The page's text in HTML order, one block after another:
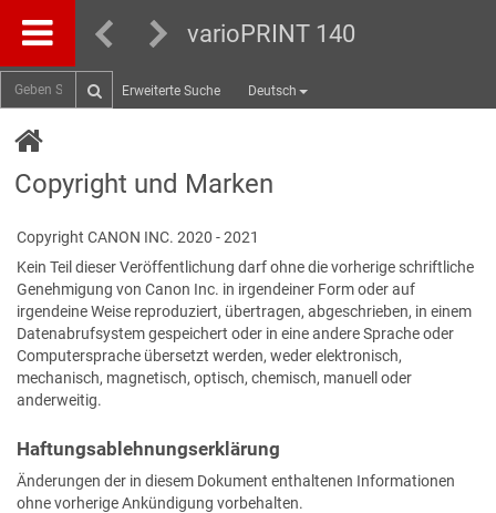
varioPRINT 140
Erweiterte Suche Deutsch
Copyright und Marken
Copyright CANON INC. 2020 - 2021
Kein Teil dieser Veröffentlichung darf ohne die vorherige schriftliche
Genehmigung von Canon Inc. in irgendeiner Form oder auf
irgendeine Weise reproduziert, übertragen, abgeschrieben, in einem
Datenabrufsystem gespeichert oder in eine andere Sprache oder
Computersprache übersetzt werden, weder elektronisch,
mechanisch, magnetisch, optisch, chemisch, manuell oder
anderweitig.
Haftungsablehnungserklärung
Änderungen der in diesem Dokument enthaltenen Informationen
ohne vorherige Ankündigung vorbehalten.